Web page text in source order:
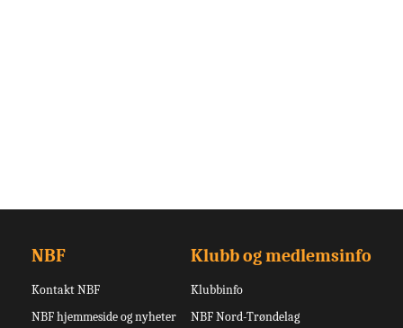
NBF
Kontakt NBF
NBF hjemmeside og nyheter
Klubb og medlemsinfo
Klubbinfo
NBF Nord-Trøndelag